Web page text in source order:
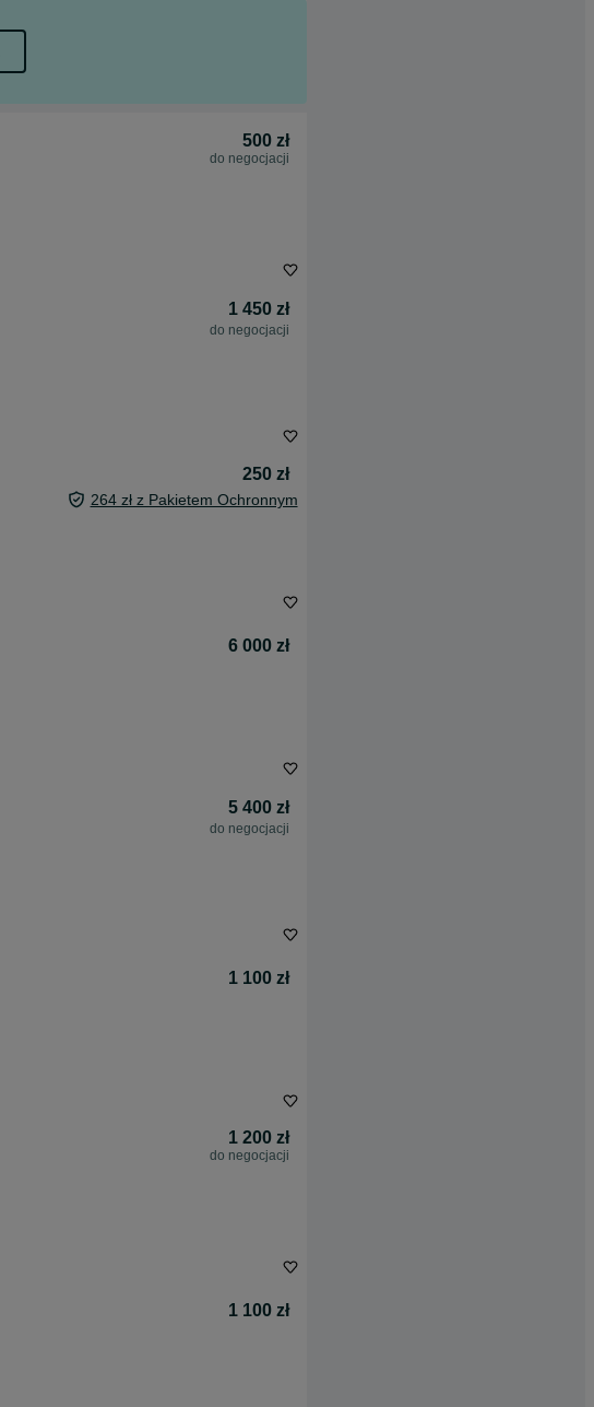
500 zł
do negocjacji
1 450 zł
do negocjacji
250 zł
264 zł z Pakietem Ochronnym
6 000 zł
5 400 zł
do negocjacji
1 100 zł
1 200 zł
do negocjacji
1 100 zł